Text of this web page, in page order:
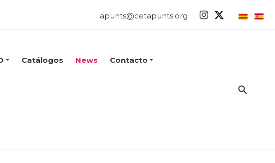
apunts@cetapunts.org
Catálogos News Contacto